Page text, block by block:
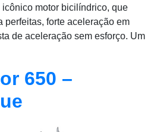
icônico motor bicilíndrico, que
perfeitas, forte aceleração em
de aceleração sem esforço. Um
650 –